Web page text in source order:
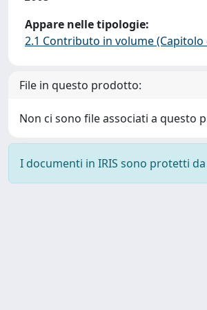
Appare nelle tipologie:
2.1 Contributo in volume (Capitolo
File in questo prodotto:
Non ci sono file associati a questo
I documenti in IRIS sono protetti